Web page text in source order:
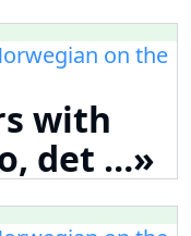
on the
with
det …»